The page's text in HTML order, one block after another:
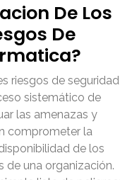
De Los
De
riesgos de seguridad
sistemático de
las amenazas y
comprometer la
de los
de una organización.